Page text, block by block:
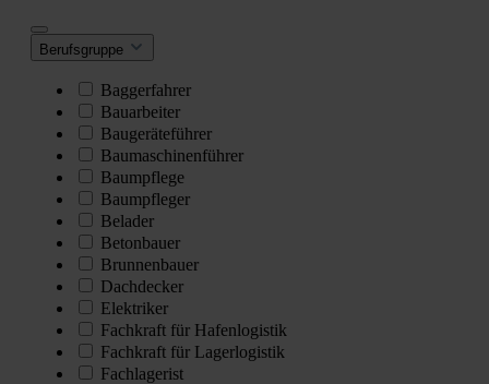
Berufsgruppe
Baggerfahrer
Bauarbeiter
Baugeräteführer
Baumaschinenführer
Baumpflege
Baumpfleger
Belader
Betonbauer
Brunnenbauer
Dachdecker
Elektriker
Fachkraft für Hafenlogistik
Fachkraft für Lagerlogistik
Fachlagerist